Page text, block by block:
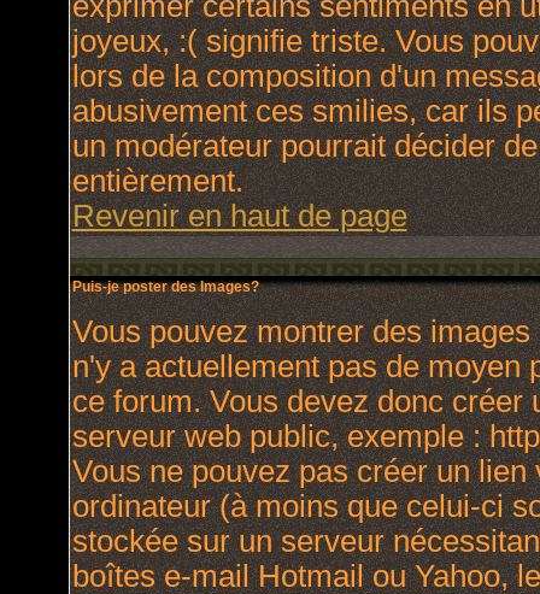
joyeux, :( signifie triste. Vous
lors de la composition d'un
abusivement ces smilies, car ils
un modérateur pourrait décider
entièrement.
Revenir en haut de page
Puis-je poster des Images?
Vous pouvez montrer des
n'y a actuellement pas de moyen
ce forum. Vous devez donc
serveur web public, exemple :
Vous ne pouvez pas créer un
ordinateur (à moins que celui-ci
stockée sur un serveur
boîtes e-mail Hotmail ou Yahoo,